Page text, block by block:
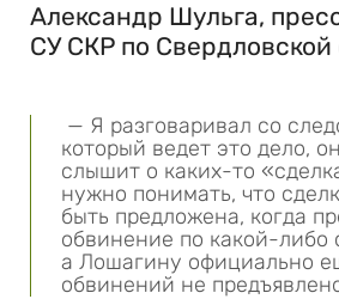
Александр Шульга,
СУ СКР по Свердловской
— Я разговаривал со
который ведет это дело,
слышит о каких-то
нужно понимать, что
быть предложена, когда
обвинение по какой-либо
а Лошагину официально
обвинений не